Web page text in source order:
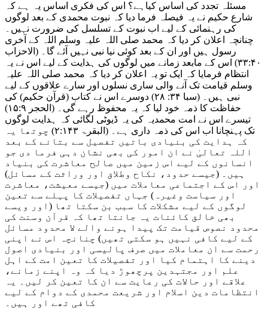
مسئلہ تجدد کی اساس کیاہے؟ اس کی فکری اساس یہ ہے کہ
شارع حکیم نے یہ فیصلہ فرما دیا کہ نبوت محمدی کے بعد لوگوں
کی رہنمائی کے لیے اب نبوت کے تسلسل کی ضرورت نہیں۔
چنانچہ اعلان کر دیا کہ محمد صلی اللہ علیہ وسلم اللہ کے آخری
رسول ہیں اور ان کے بعد کوئی نیا نبی نہیں آئے گا۔ (الاحزاب
۳۳:۴۰) اس کے مابعد زمانے میں لوگوں کی ہدایت کے لیے اس نے یہ
انتظام فرمایا کہ ایک تو یہ اعلان کر دیا کہ محمد صلی اللہ علیہ
وسلم قیامت تک آنے والی ساری نسلوں اور سارے علاقوں کے لیے
نبی ہیں۔ (سبا ۳۴: ۲۸) دوسرے اس نے کتاب (قرآن حکیم) کی
حفاظت کا ذمہ خود لیا کہ یہ محفوظ رہے گی۔ (الحجر ۱۵:۹)
تیسرے اس نے امت محمدیہ کی یہ ڈیوٹی لگائی کہ ہدایت لوگوں
تک پہنچانا اب اس کی ذمہ داری ہے۔ (البقرۃ ۲:۱۴۳) چوتھا یہ
کہ ہدایت کی بنیادی باتیں تفصیل سے بتانے کے بعد
اللہ تعالیٰ نے ان امور کی بھی نشان دہی فرما دی جو
انسانوں کے لیے اس زمین میں صالح معاشرت کی بنیاد
ہیں۔ (جیسے حدود، نکاح وطلاق اور وراثت کے مسائل)
اور اس کے اجتماعی معاملات میں (جیسے معیشت، معاشرت
اور سیاست وغیرہ) جہاں تفصیلات کا پہلے سے تعین
لوگوں کے لیے مشکلات کا سبب بن سکتا تھا (اور ویسے
بھی خالق کائنات یہ جانتا تھا کہ قرآن وسنت کی
محدود نصوص قیامت تک پیدا ہونے والے لا محدود مسائل
کے لیے کافی نہیں ہو سکتی تھیں) چنانچہ اس نے اپنی
رحمت سے ان معاملات میں صرف پالیسی اور بنیادی اصول
دینے کا اہتمام کیا اور تفصیلات کا تعین امت کے اہل
علم اور مجتہدین پرچھوڑ دیا کہ وہ اپنے زمانے،
علاقے اور حالات کی رعایت سے ان کا تعین کر لیں۔ یہ
انتظامات دین اسلام اور شریعت محمدی کے دوام کے لیے
کافی تھے اور ہیں۔